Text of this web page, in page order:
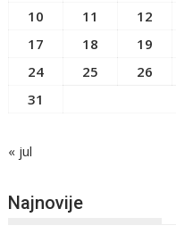
10
11 12
17
18 19
24
25 26
31
« jul
Najnovije